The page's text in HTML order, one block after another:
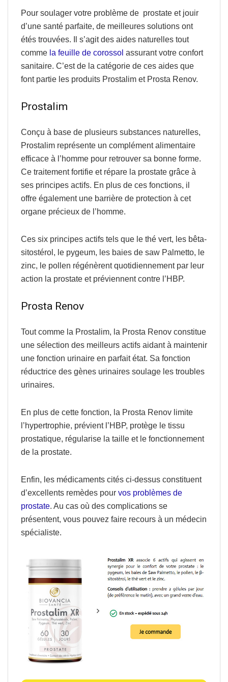
Pour soulager votre problème de prostate et jouir
d’une santé parfaite, de meilleures solutions ont
étés trouvées. Il s’agit des aides naturelles tout
comme la feuille de corossol assurant votre confort
sanitaire. C’est de la catégorie de ces aides que
font partie les produits Prostalim et Prosta Renov.
Prostalim
Conçu à base de plusieurs substances naturelles,
Prostalim représente un complément alimentaire
efficace à l’homme pour retrouver sa bonne forme.
Ce traitement fortifie et répare la prostate grâce à
ses principes actifs. En plus de ces fonctions, il
offre également une barrière de protection à cet
organe précieux de l’homme.
Ces six principes actifs tels que le thé vert, les bêta-
sitostérol, le pygeum, les baies de saw Palmetto, le
zinc, le pollen régénèrent quotidiennement par leur
action la prostate et préviennent contre l’HBP.
Prosta Renov
Tout comme la Prostalim, la Prosta Renov constitue
une sélection des meilleurs actifs aidant à maintenir
une fonction urinaire en parfait état. Sa fonction
réductrice des gènes urinaires soulage les troubles
urinaires.
En plus de cette fonction, la Prosta Renov limite
l’hypertrophie, prévient l’HBP, protège le tissu
prostatique, régularise la taille et le fonctionnement
de la prostate.
Enfin, les médicaments cités ci-dessus constituent
d’excellents remèdes pour vos problèmes de
prostate. Au cas où des complications se
présentent, vous pouvez faire recours à un médecin
spécialiste.